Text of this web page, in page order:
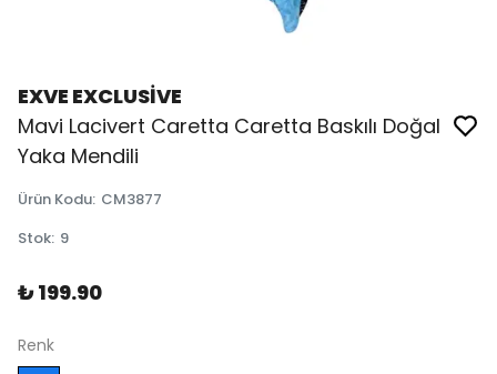
EXVE EXCLUSİVE
Mavi Lacivert Caretta Caretta Baskılı Doğal
Yaka Mendili
Ürün Kodu: CM3877
Stok: 9
₺ 199.90
Renk